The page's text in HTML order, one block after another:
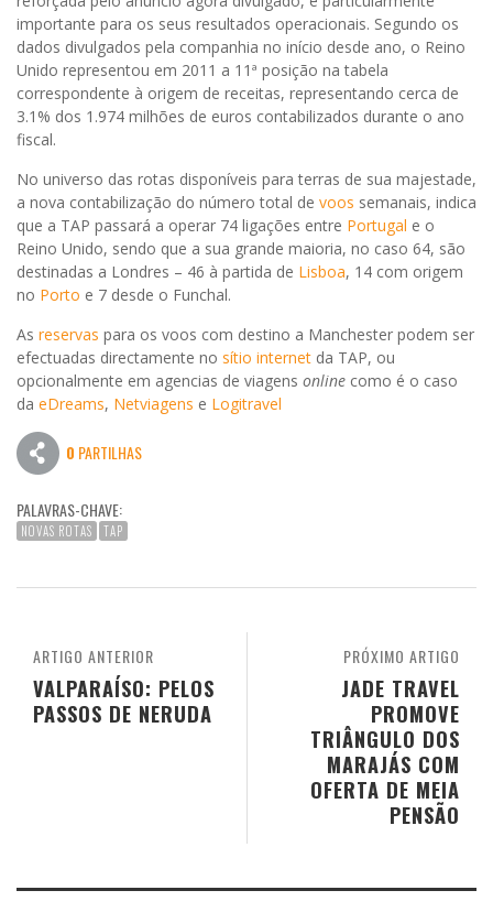
importante para os seus resultados operacionais. Segundo os
dados divulgados pela companhia no início desde ano, o Reino
Unido representou em 2011 a 11ª posição na tabela
correspondente à origem de receitas, representando cerca de
3.1% dos 1.974 milhões de euros contabilizados durante o ano
fiscal.
No universo das rotas disponíveis para terras de sua majestade,
a nova contabilização do número total de voos semanais, indica
que a TAP passará a operar 74 ligações entre Portugal e o
Reino Unido, sendo que a sua grande maioria, no caso 64, são
destinadas a Londres – 46 à partida de Lisboa, 14 com origem
no Porto e 7 desde o Funchal.
As reservas para os voos com destino a Manchester podem ser
efectuadas directamente no sítio internet da TAP, ou
opcionalmente em agencias de viagens online como é o caso
da eDreams, Netviagens e Logitravel
0 PARTILHAS
PALAVRAS-CHAVE:
NOVAS ROTAS TAP
PRÓXIMO ARTIGO
JADE TRAVEL
PROMOVE
TRIÂNGULO DOS
MARAJÁS COM
OFERTA DE MEIA
PENSÃO
ARTIGO ANTERIOR
VALPARAÍSO: PELOS
PASSOS DE NERUDA